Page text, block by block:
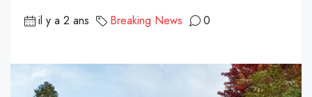
il y a 2 ans Breaking News 0